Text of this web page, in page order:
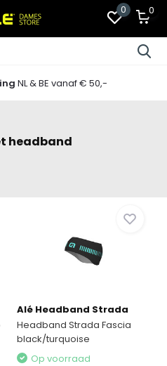
0 0
NL & BE vanaf € 50,-
headband
Alé Headband Strada
Headband Strada Fascia
black/turquoise
Op voorraad